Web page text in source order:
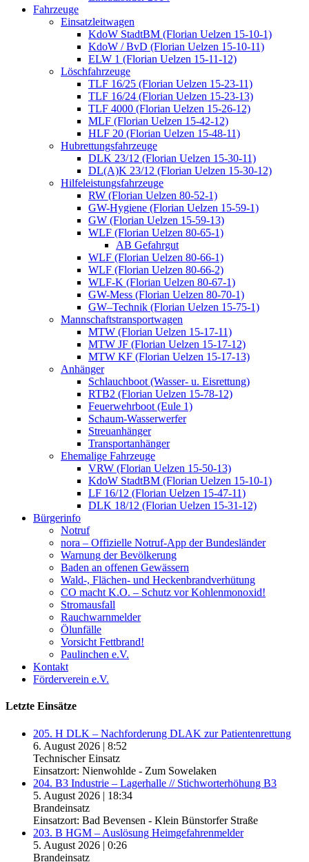
Fahrzeuge
Einsatzleitwagen
KdoW StadtBM (Florian Uelzen 15-10-1)
KdoW / BvD (Florian Uelzen 15-10-11)
ELW 1 (Florian Uelzen 15-11-12)
Löschfahrzeuge
TLF 16/25 (Florian Uelzen 15-23-11)
TLF 16/24 (Florian Uelzen 15-23-13)
TLF 4000 (Florian Uelzen 15-26-12)
MLF (Florian Uelzen 15-42-12)
HLF 20 (Florian Uelzen 15-48-11)
Hubrettungsfahrzeuge
DLK 23/12 (Florian Uelzen 15-30-11)
DL(A)K 23/12 (Florian Uelzen 15-30-12)
Hilfeleistungsfahrzeuge
RW (Florian Uelzen 80-52-1)
GW-Hygiene (Florian Uelzen 15-59-1)
GW (Florian Uelzen 15-59-13)
WLF (Florian Uelzen 80-65-1)
AB Gefahrgut
WLF (Florian Uelzen 80-66-1)
WLF (Florian Uelzen 80-66-2)
WLF-K (Florian Uelzen 80-67-1)
GW-Mess (Florian Uelzen 80-70-1)
GW–Technik (Florian Uelzen 15-75-1)
Mannschaftstransportwagen
MTW (Florian Uelzen 15-17-11)
MTW JF (Florian Uelzen 15-17-12)
MTW KF (Florian Uelzen 15-17-13)
Anhänger
Schlauchboot (Wasser- u. Eisrettung)
RTB2 (Florian Uelzen 15-78-12)
Feuerwehrboot (Eule 1)
Schaum-Wasserwerfer
Streuanhänger
Transportanhänger
Ehemalige Fahrzeuge
VRW (Florian Uelzen 15-50-13)
KdoW StadtBM (Florian Uelzen 15-10-1)
LF 16/12 (Florian Uelzen 15-47-11)
DLK 18/12 (Florian Uelzen 15-31-12)
Bürgerinfo
Notruf
nora – Offizielle Notruf-App der Bundesländer
Warnung der Bevölkerung
Baden an offenen Gewässern
Wald-, Flächen- und Heckenbrandverhütung
CO macht K.O. – Schutz vor Kohlenmonoxid!
Stromausfall
Rauchwarnmelder
Ölunfälle
Vorsicht Fettbrand!
Paulinchen e.V.
Kontakt
Förderverein e.V.
Letzte Einsätze
205. H DLK – Nachforderung DLAK zur Patientenrettung
6. August 2026 | 8:52
Technischer Einsatz
Einsatzort: Nienwohlde - Zum Sowelaken
204. B3 Industrie – Lagerhalle // Stichworterhöhung B3
5. August 2026 | 18:34
Brandeinsatz
Einsatzort: Bad Bevensen - Klein Bünstorfer Straße
203. B HGM – Auslösung Heimgefahrenmelder
5. August 2026 | 0:26
Brandeinsatz